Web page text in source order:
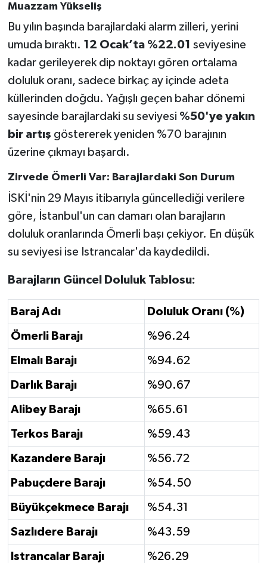
Muazzam Yükseliş
Bu yılın başında barajlardaki alarm zilleri, yerini
umuda bıraktı. 12 Ocak’ta %22.01 seviyesine
kadar gerileyerek dip noktayı gören ortalama
doluluk oranı, sadece birkaç ay içinde adeta
küllerinden doğdu. Yağışlı geçen bahar dönemi
sayesinde barajlardaki su seviyesi %50'ye yakın
bir artış göstererek yeniden %70 barajının
üzerine çıkmayı başardı.
Zirvede Ömerli Var: Barajlardaki Son Durum
İSKİ'nin 29 Mayıs itibarıyla güncellediği verilere
göre, İstanbul'un can damarı olan barajların
doluluk oranlarında Ömerli başı çekiyor. En düşük
su seviyesi ise Istrancalar'da kaydedildi.
Barajların Güncel Doluluk Tablosu:
Baraj Adı Doluluk Oranı (%)
Ömerli Barajı %96.24
Elmalı Barajı %94.62
Darlık Barajı %90.67
Alibey Barajı %65.61
Terkos Barajı %59.43
Kazandere Barajı %56.72
Pabuçdere Barajı %54.50
Büyükçekmece Barajı %54.31
Sazlıdere Barajı %43.59
Istrancalar Barajı %26.29